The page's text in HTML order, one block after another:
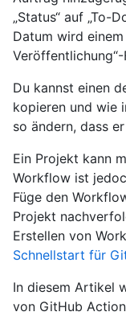
„Status“ auf „To-
Datum wird
Du kannst einen
kopieren und wie
so ändern, dass
Ein Projekt kann
Workflow ist
Füge den
Projekt
Erstellen von
Schnellstart für
In diesem Artikel
von GitHub